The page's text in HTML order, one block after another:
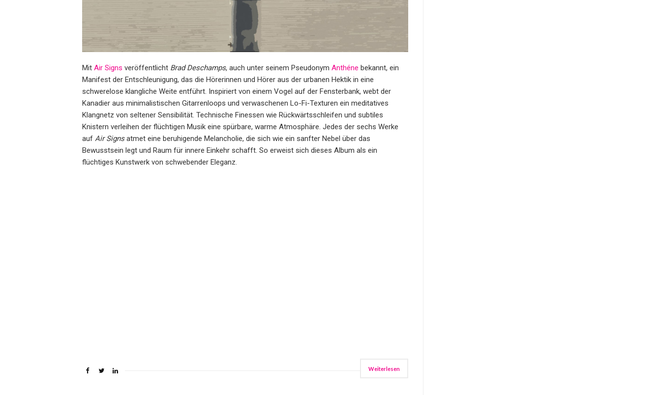
Mit Air Signs veröffentlicht Brad Deschamps, auch unter seinem Pseudonym Anthéne bekannt, ein
Manifest der Entschleunigung, das die Hörerinnen und Hörer aus der urbanen Hektik in eine
schwerelose klangliche Weite entführt. Inspiriert von einem Vogel auf der Fensterbank, webt der
Kanadier aus minimalistischen Gitarrenloops und verwaschenen Lo-Fi-Texturen ein meditatives
Klangnetz von seltener Sensibilität. Technische Finessen wie Rückwärtsschleifen und subtiles
Knistern verleihen der flüchtigen Musik eine spürbare, warme Atmosphäre. Jedes der sechs Werke
auf Air Signsatmet eine beruhigende Melancholie, die sich wie ein sanfter Nebel über das
Bewusstsein legt und Raum für innere Einkehr schafft. So erweist sich dieses Album als ein
flüchtiges Kunstwerk von schwebender Eleganz.
Weiterlesen